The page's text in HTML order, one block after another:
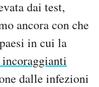
dai test,
ancora con che
in cui la
incoraggianti
dalle infezioni